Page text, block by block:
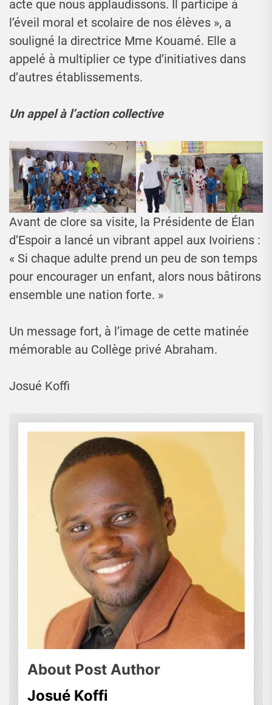
acte que nous applaudissons. Il participe à
l’éveil moral et scolaire de nos élèves », a
souligné la directrice Mme Kouamé. Elle a
appelé à multiplier ce type d’initiatives dans
d’autres établissements.
Un appel à l’action collective
Avant de clore sa visite, la Présidente de Élan
d’Espoir a lancé un vibrant appel aux Ivoiriens :
« Si chaque adulte prend un peu de son temps
pour encourager un enfant, alors nous bâtirons
ensemble une nation forte. »
Un message fort, à l’image de cette matinée
mémorable au Collège privé Abraham.
Josué Koffi
About Post Author
Josué Koffi